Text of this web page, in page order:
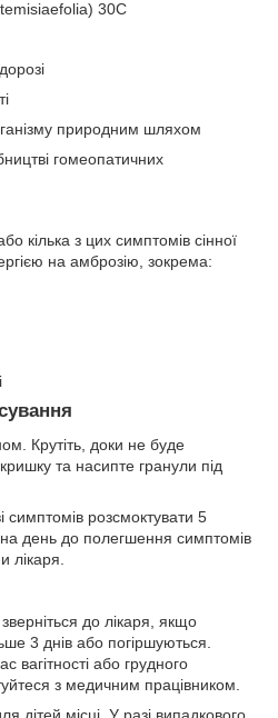
30С
природним шляхом
гомеопатичних
кілька з цих симптомів сінної
на амброзію, зокрема:
Крутіть, доки не буде
та насипте гранули під
симптомів розсмоктувати 5
день до полегшення симптомів
лікаря.
до лікаря, якщо
3 днів або погіршуються.
вагітності або грудного
з медичним працівником.